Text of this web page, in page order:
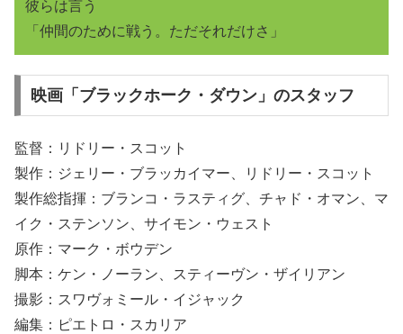
彼らは言う
「仲間のために戦う。ただそれだけさ」
映画「ブラックホーク・ダウン」のスタッフ
監督：リドリー・スコット
製作：ジェリー・ブラッカイマー、リドリー・スコット
製作総指揮：ブランコ・ラスティグ、チャド・オマン、マ
イク・ステンソン、サイモン・ウェスト
原作：マーク・ボウデン
脚本：ケン・ノーラン、スティーヴン・ザイリアン
撮影：スワヴォミール・イジャック
編集：ピエトロ・スカリア